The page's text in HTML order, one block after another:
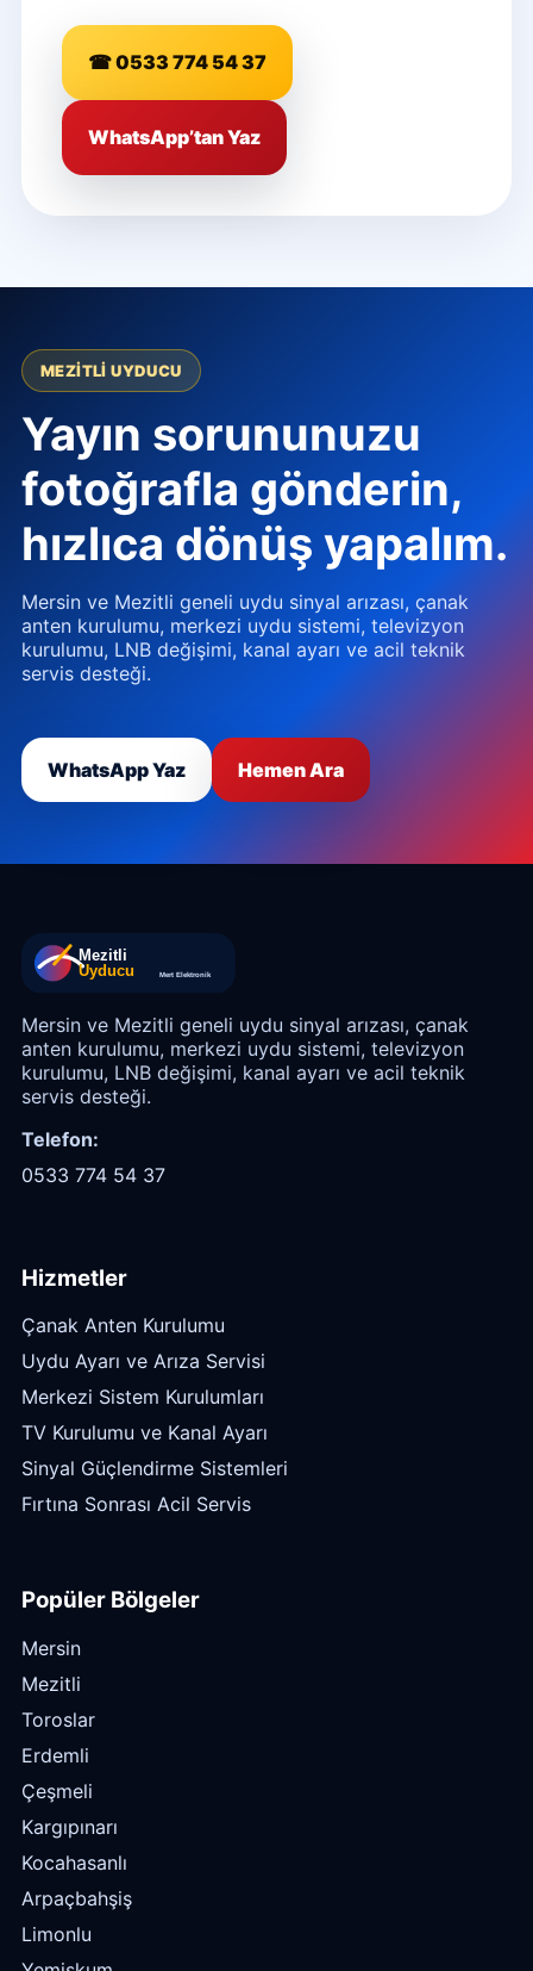
☎ 0533 774 54 37
WhatsApp’tan Yaz
MEZITLI UYDUCU
Yayın sorununuzu
fotoğrafla gönderin,
hızlıca dönüş yapalım.
Mersin ve Mezitli geneli uydu sinyal arızası, çanak
anten kurulumu, merkezi uydu sistemi, televizyon
kurulumu, LNB değişimi, kanal ayarı ve acil teknik
servis desteği.
WhatsApp Yaz Hemen Ara
Mersin ve Mezitli geneli uydu sinyal arızası, çanak
anten kurulumu, merkezi uydu sistemi, televizyon
kurulumu, LNB değişimi, kanal ayarı ve acil teknik
servis desteği.
Telefon:
0533 774 54 37
Hizmetler
Çanak Anten Kurulumu
Uydu Ayarı ve Arıza Servisi
Merkezi Sistem Kurulumları
TV Kurulumu ve Kanal Ayarı
Sinyal Güçlendirme Sistemleri
Fırtına Sonrası Acil Servis
Popüler Bölgeler
Mersin
Mezitli
Toroslar
Erdemli
Çeşmeli
Kargıpınarı
Kocahasanlı
Arpaçbahşiş
Limonlu